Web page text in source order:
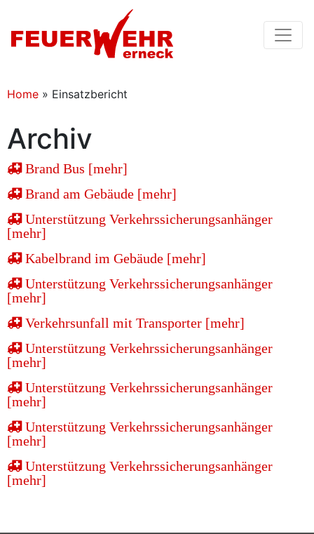
Home » Einsatzbericht
Archiv
Brand Bus [mehr]
Brand am Gebäude [mehr]
Unterstützung Verkehrssicherungsanhänger
[mehr]
Kabelbrand im Gebäude [mehr]
Unterstützung Verkehrssicherungsanhänger
[mehr]
Verkehrsunfall mit Transporter [mehr]
Unterstützung Verkehrssicherungsanhänger
[mehr]
Unterstützung Verkehrssicherungsanhänger
[mehr]
Unterstützung Verkehrssicherungsanhänger
[mehr]
Unterstützung Verkehrssicherungsanhänger
[mehr]